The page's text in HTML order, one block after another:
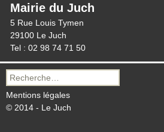
Mairie du Juch
5 Rue Louis Tymen
29100 Le Juch
Tel : 02 98 74 71 50
Recherche
pour :
Mentions légales
© 2014 - Le Juch